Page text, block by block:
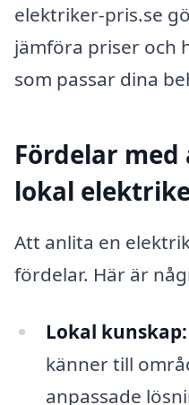
elektriker-pris.se
jämföra priser och
som passar dina
Fördelar
lokal
Att anlita en
fördelar. Här är
Lokal kunskap:
känner till
anpassade